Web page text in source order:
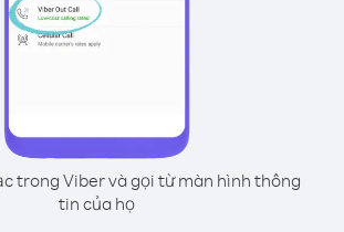
trong Viber và gọi từ màn hình thông
tin của họ